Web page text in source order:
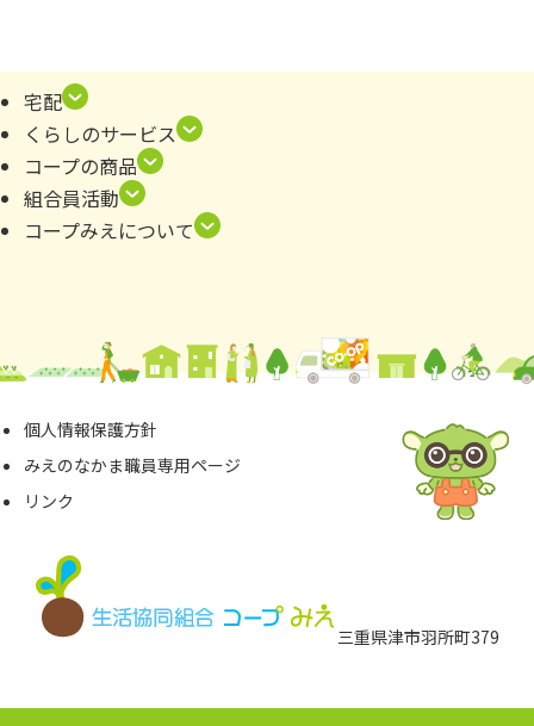
宅配
くらしのサービス
コープの商品
組合員活動
コープみえについて
三重県津市⽻所町379
個⼈情報保護⽅針
みえのなかま職員専⽤ページ
リンク